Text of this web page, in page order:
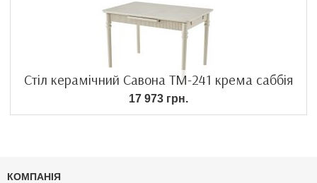
Стіл керамічний Савона TM-241 крема саббія
17 973 грн.
КОМПАНІЯ